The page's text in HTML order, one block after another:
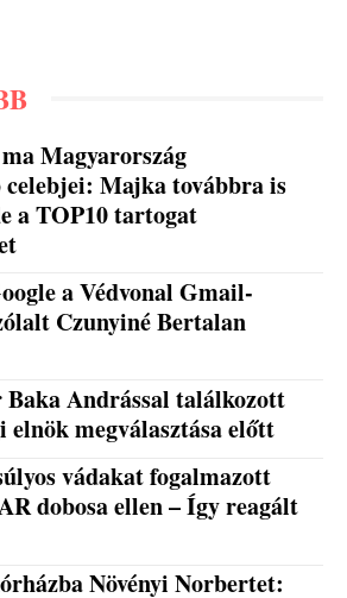
Magyarország
celebjei: Majka továbbra is
a TOP10 tartogat
a Védvonal Gmail-
Czunyiné Bertalan
Baka Andrással találkozott
elnök megválasztása előtt
vádakat fogalmazott
dobosa ellen – Így reagált
Növényi Norbertet: